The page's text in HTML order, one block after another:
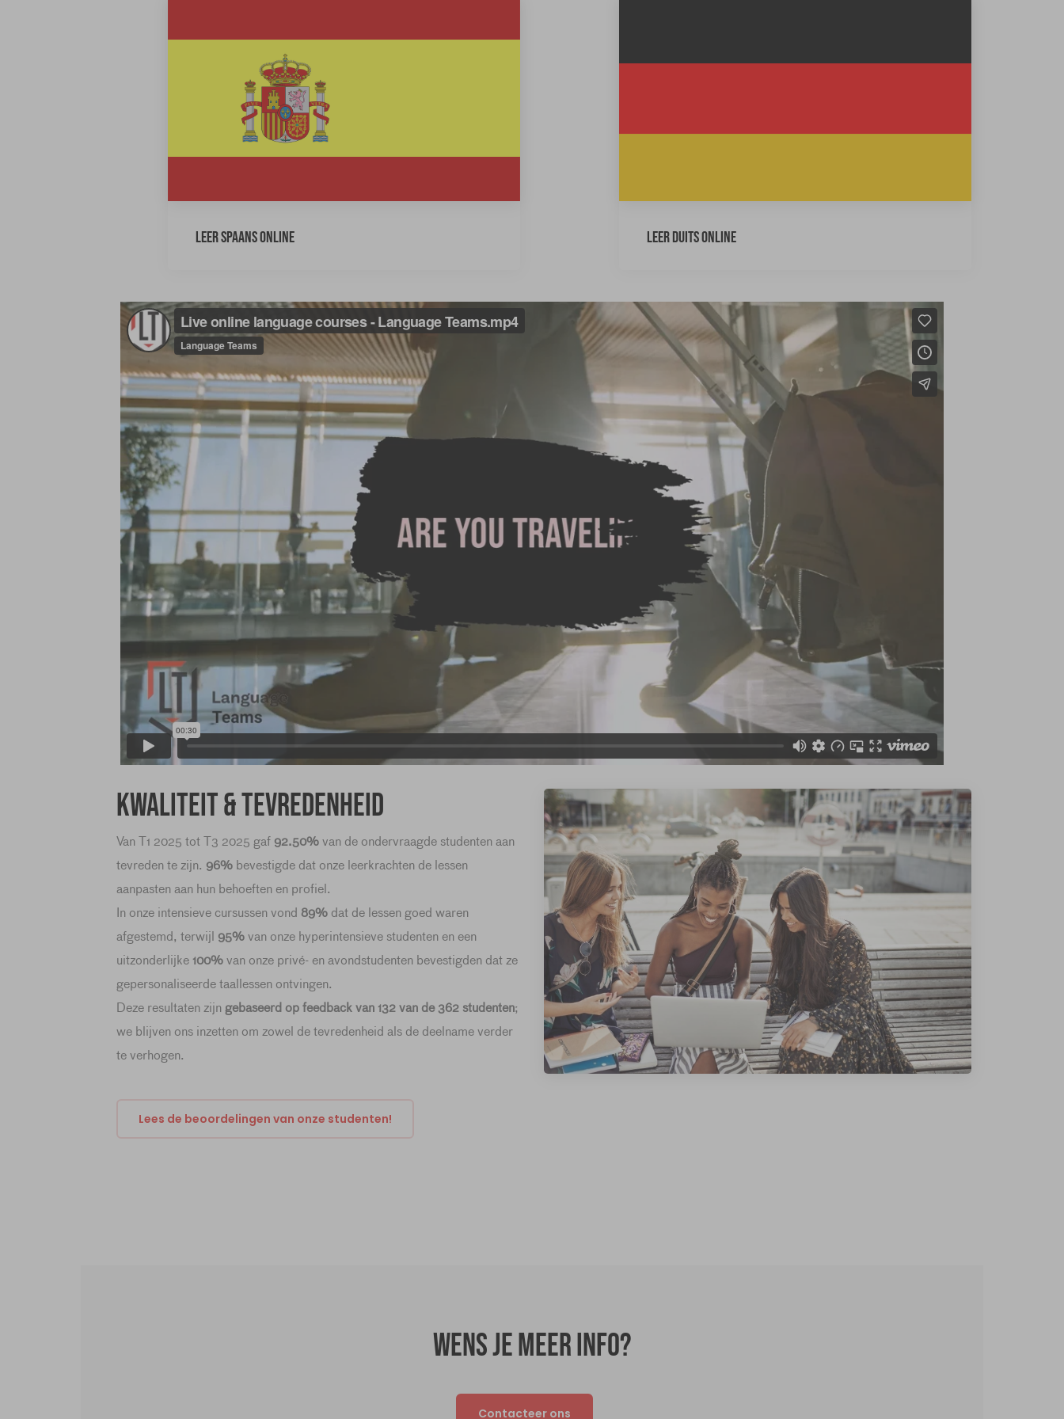
Leer Spaans online Leer Duits online
Kwaliteit & tevredenheid
Van T1 2025 tot T3 2025 gaf 92.50% van de ondervraagde studenten aan
tevreden te zijn. 96% bevestigde dat onze leerkrachten de lessen
aanpasten aan hun behoeften en profiel.
In onze intensieve cursussen vond 89% dat de lessen goed waren
afgestemd, terwijl 95% van onze hyperintensieve studenten en een
uitzonderlijke 100% van onze privé- en avondstudenten bevestigden dat ze
gepersonaliseerde taallessen ontvingen.
Deze resultaten zijn gebaseerd op feedback van 132 van de 362 studenten;
we blijven ons inzetten om zowel de tevredenheid als de deelname verder
te verhogen.
Lees de beoordelingen van onze studenten!
Wens je meer info?
Contacteer ons